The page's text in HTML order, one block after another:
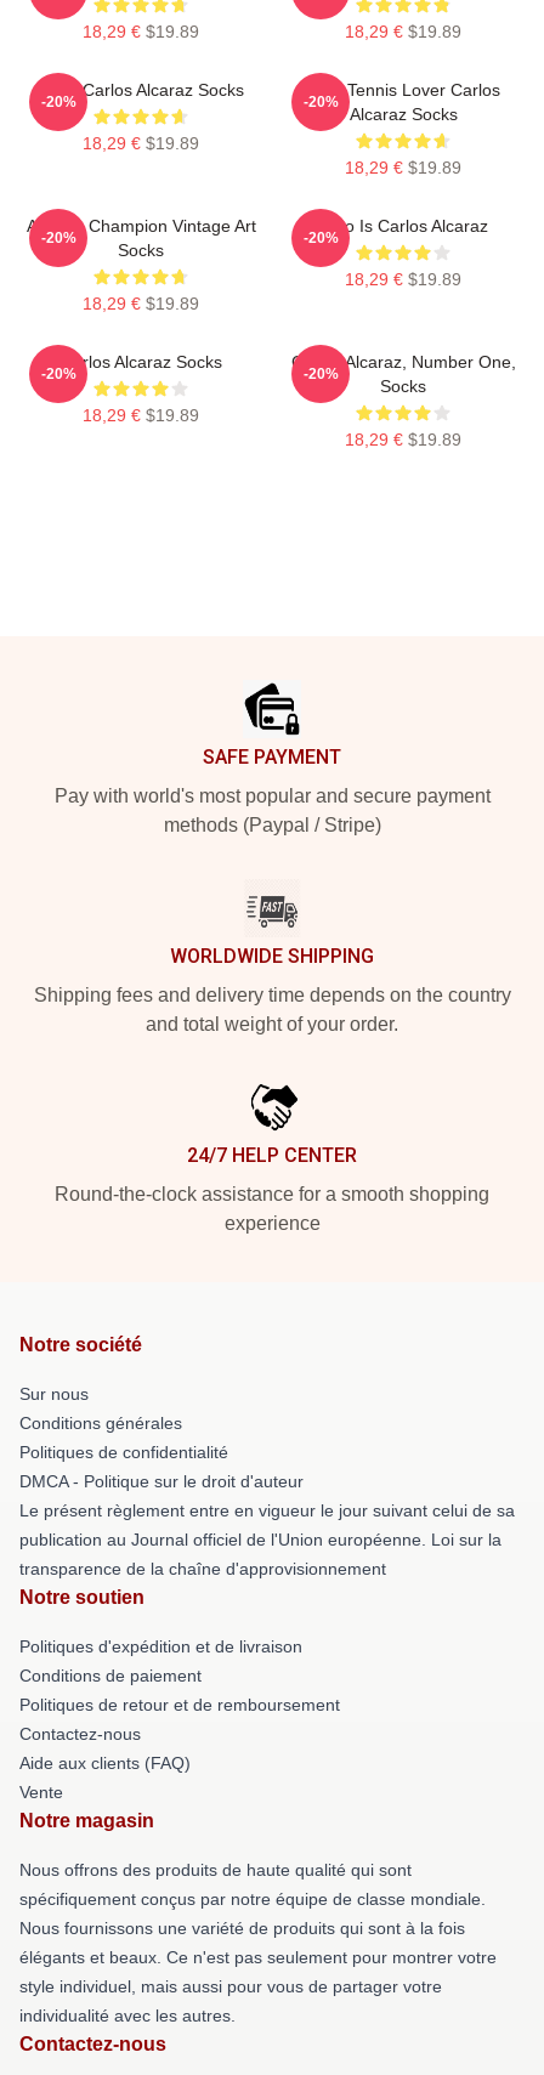
18,29 € $19.89 18,29 € $19.89
Tenis Carlos Alcaraz Socks
18,29 € $19.89
-20%
Girls Tennis Lover Carlos
Alcaraz Socks
18,29 € $19.89
-20%
Alcaraz Champion Vintage Art
Socks
18,29 € $19.89
-20%
Who Is Carlos Alcaraz
18,29 € $19.89
-20%
Carlos Alcaraz Socks
18,29 € $19.89
-20%
Carlos Alcaraz, Number One,
Socks
18,29 € $19.89
-20%
SAFE PAYMENT
Pay with world's most popular and secure payment
methods (Paypal / Stripe)
WORLDWIDE SHIPPING
Shipping fees and delivery time depends on the country
and total weight of your order.
24/7 HELP CENTER
Round-the-clock assistance for a smooth shopping
experience
Notre société
Sur nous
Conditions générales
Politiques de confidentialité
DMCA - Politique sur le droit d'auteur
Le présent règlement entre en vigueur le jour suivant celui de sa
publication au Journal officiel de l'Union européenne. Loi sur la
transparence de la chaîne d'approvisionnement
Notre soutien
Politiques d'expédition et de livraison
Conditions de paiement
Politiques de retour et de remboursement
Contactez-nous
Aide aux clients (FAQ)
Vente
Notre magasin
Nous offrons des produits de haute qualité qui sont
spécifiquement conçus par notre équipe de classe mondiale.
Nous fournissons une variété de produits qui sont à la fois
élégants et beaux. Ce n'est pas seulement pour montrer votre
style individuel, mais aussi pour vous de partager votre
individualité avec les autres.
Contactez-nous